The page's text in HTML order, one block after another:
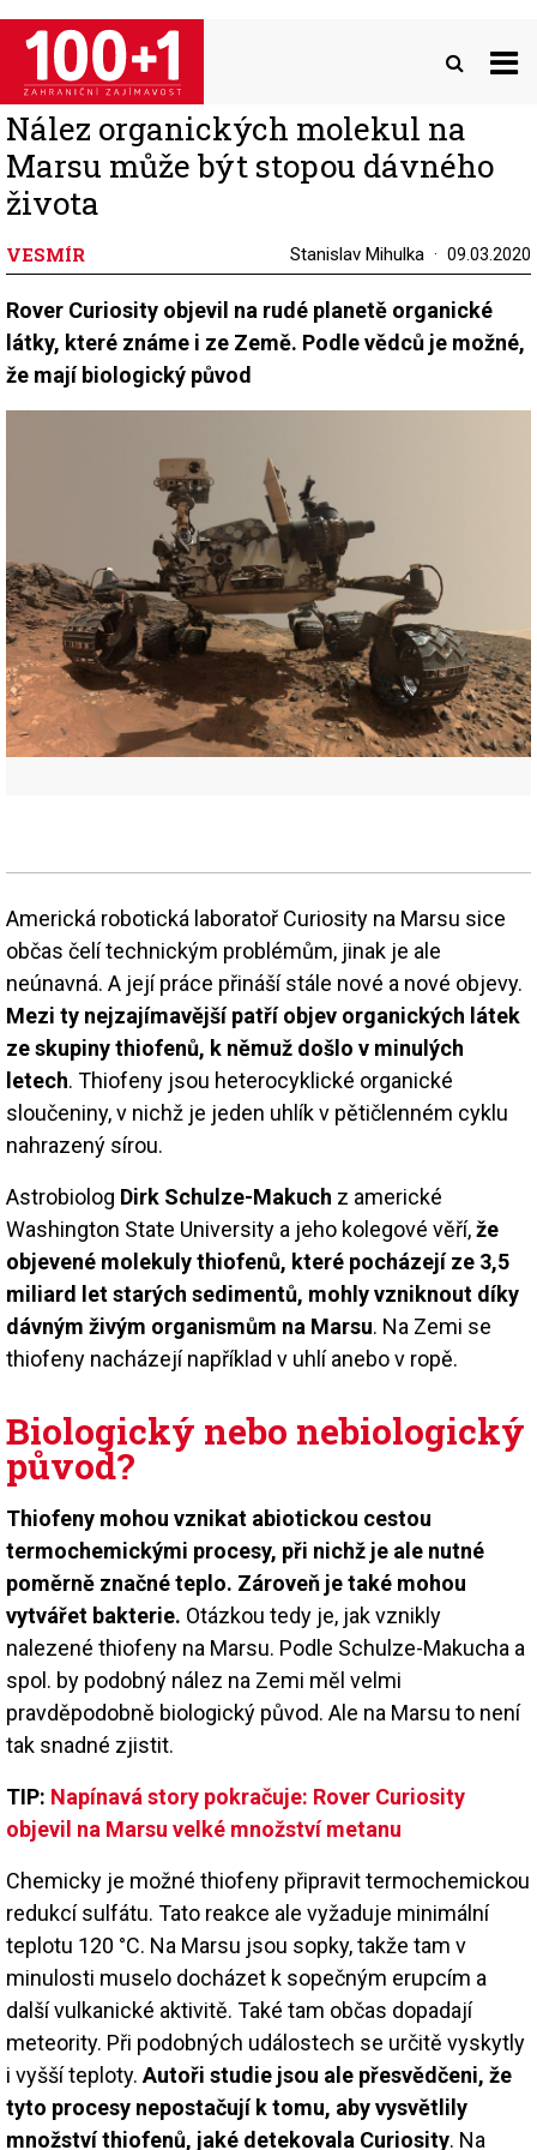
Přejít
hlavnímu
obsahu
Nález organických molekul na
Marsu může být stopou dávného
života
VESMÍR Stanislav Mihulka 09.03.2020
Rover Curiosity objevil na rudé planetě organické
látky, které známe i ze Země. Podle vědců je možné,
že mají biologický původ
Americká robotická laboratoř Curiosity na Marsu sice
občas čelí technickým problémům, jinak je ale
neúnavná. A její práce přináší stále nové a nové objevy.
Mezi ty nejzajímavější patří objev organických látek
ze skupiny thiofenů, k němuž došlo v minulých
letech. Thiofeny jsou heterocyklické organické
sloučeniny, v nichž je jeden uhlík v pětičlenném cyklu
nahrazený sírou.
Astrobiolog Dirk Schulze-Makuch z americké
Washington State University a jeho kolegové věří,že
objevené molekuly thiofenů, které pocházejí ze 3,5
miliard let starých sedimentů, mohly vzniknout díky
dávným živým organismům na Marsu. Na Zemi se
thiofeny nacházejí například v uhlí anebo v ropě.
Biologický nebo nebiologický
původ?
Thiofeny mohou vznikat abiotickou cestou
termochemickými procesy, při nichž je ale nutné
poměrně značné teplo. Zároveň je také mohou
vytvářet bakterie. Otázkou tedy je, jak vznikly
nalezené thiofeny na Marsu. Podle Schulze-Makucha a
spol. by podobný nález na Zemi měl velmi
pravděpodobně biologický původ. Ale na Marsu to není
tak snadné zjistit.
TIP: Napínavá story pokračuje: Rover Curiosity
objevil na Marsu velké množství metanu
Chemicky je možné thiofeny připravit termochemickou
redukcí sulfátu. Tato reakce ale vyžaduje minimální
teplotu 120 °C. Na Marsu jsou sopky, takže tam v
minulosti muselo docházet k sopečným erupcím a
další vulkanické aktivitě. Také tam občas dopadají
meteority. Při podobných událostech se určitě vyskytly
i vyšší teploty. Autoři studie jsou ale přesvědčeni, že
tyto procesy nepostačují k tomu, aby vysvětlily
množství thiofenů, jaké detekovala Curiosity. Na